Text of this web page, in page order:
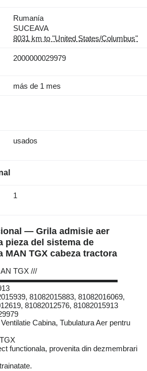
Rumanía
SUCEAVA
8031 km to "United States/Columbus"
2000000029979
más de 1 mes
usados
1
— Grila admisie aer
pieza del sistema de
MAN TGX cabeza tractora
TGX ///
81082015883, 81082016069,
81082012576, 81082015913
Cabina, Tubulatura Aer pentru
functionala, provenita din dezmembrari